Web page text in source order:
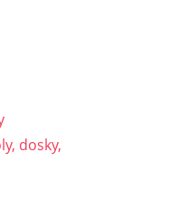
dosky,